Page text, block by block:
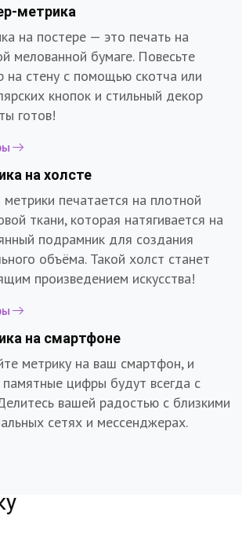
метрика
на постере — это печать на
мелованной бумаге. Повесьте
на стену с помощью скотча или
кнопок и стильный декор
готов!
на холсте
печатается на плотной
ткани, которая натягивается на
подрамник для создания
объёма. Такой холст станет
произведением искусства!
на смартфоне
метрику на ваш смартфон, и
цифры будут всегда с
вашей радостью с близкими
сетях и мессенджерах.